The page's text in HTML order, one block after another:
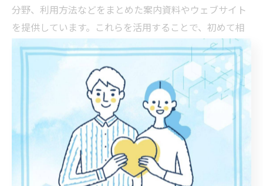
分野、利用方法などをまとめた案内資料やウェブサイト
を提供しています。これらを活用することで、初めて相
談する方でも安心して一歩を踏み出せます。
案内を見て選ぶ際は、自分がどのような悩みや目標を持
っているかを明確にしましょう。例えば、職場の人間関
係で悩む場合はビジネスカウンセリング、家庭内の問題
なら家族カウンセリングなど、専門性の高い相談先を選
ぶことがポイントです。利用者の中には「案内を見て複
数のカウンセリングを比較し、自分に合った方法を選べ
た」という声も聞かれます。